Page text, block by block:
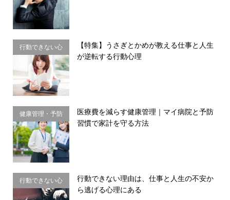
行動できない心
理・思い込み
【特集】うさぎとかめが教える仕事と人生
が逆転する行動心理
健康管理・予防
習慣
医療費を減らす健康管理｜マイ病院と予防
習慣で家計を守る方法
行動できない心
理・思い込み
行動できない理由は、仕事と人生の不安か
ら逃げる心理にある